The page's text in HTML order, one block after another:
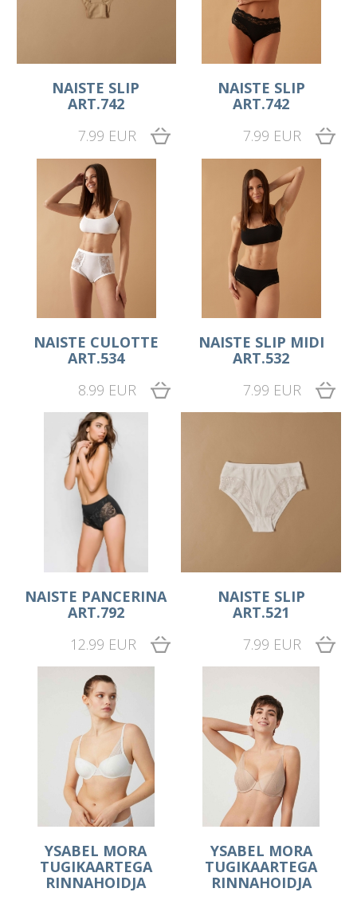
NAISTE SLIP
ART.742
7.99 EUR
NAISTE SLIP
ART.742
7.99 EUR
NAISTE CULOTTE
ART.534
8.99 EUR
NAISTE SLIP MIDI
ART.532
7.99 EUR
NAISTE PANCERINA
ART.792
12.99 EUR
NAISTE SLIP
ART.521
7.99 EUR
YSABEL MORA
TUGIKAARTEGA
RINNAHOIDJA
YSABEL MORA
TUGIKAARTEGA
RINNAHOIDJA